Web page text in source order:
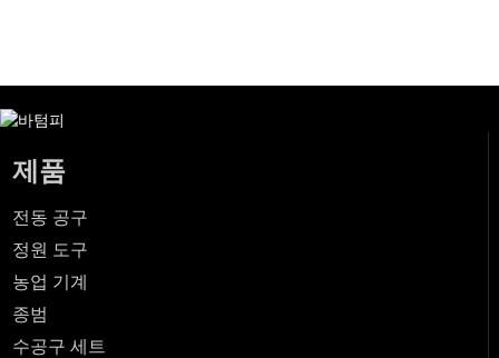
제품
전동 공구
정원 도구
농업 기계
종범
수공구 세트